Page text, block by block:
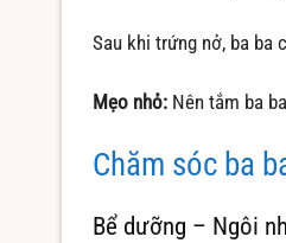
Sau khi trứng nở, ba ba
Mẹo nhỏ:Nên tắm ba
Chăm sóc ba
Bể dưỡng – Ngôi